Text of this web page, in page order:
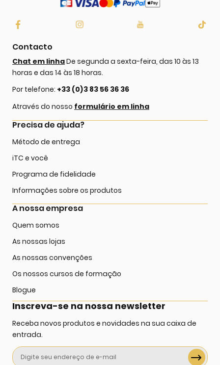
Contacto
Chat em linhaDe segunda a sexta-feira, das 10 às 13
horas e das 14 às 18 horas.
Por telefone: +33 (0)3 83 56 36 36
Através do nosso formulário em linha
A nossa empresa
Quem somos
As nossas lojas
As nossas convenções
Os nossos cursos de formação
Blogue
Precisa de ajuda?
Método de entrega
iTC e você
Programa de fidelidade
Informações sobre os produtos
Inscreva-se na nossa newsletter
Receba novos produtos e novidades na sua caixa de
entrada.
Sign
Up